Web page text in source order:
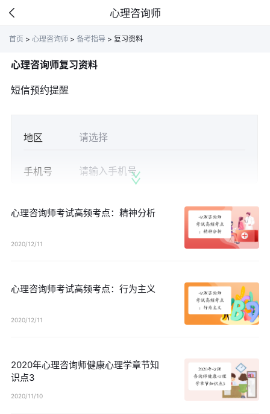
心理咨询师
首页 > 心理咨询师 > 备考指导 > 复习资料
心理咨询师复习资料
短信预约提醒
地区
手机号
心理咨询师考试高频考点：精神分析
2020/12/11
心理咨询师考试高频考点：行为主义
2020/12/11
2020年心理咨询师健康心理学章节知
识点3
2020/11/10